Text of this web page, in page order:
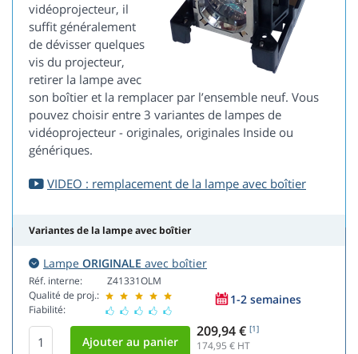
vidéoprojecteur, il
suffit généralement
de dévisser quelques
vis du projecteur,
retirer la lampe avec
son boîtier et la remplacer par l’ensemble neuf. Vous
pouvez choisir entre 3 variantes de lampes de
vidéoprojecteur - originales, originales Inside ou
génériques.
VIDEO : remplacement de la lampe avec boîtier
Variantes de la lampe avec boîtier
Lampe ORIGINALE avec boîtier
Réf. interne:
Qualité de proj.:
Fiabilité:
Z41331OLM
1-2 semaines
209,94 € [1]
174,95 € HT